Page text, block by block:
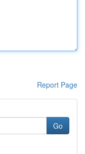
Report Page
Go